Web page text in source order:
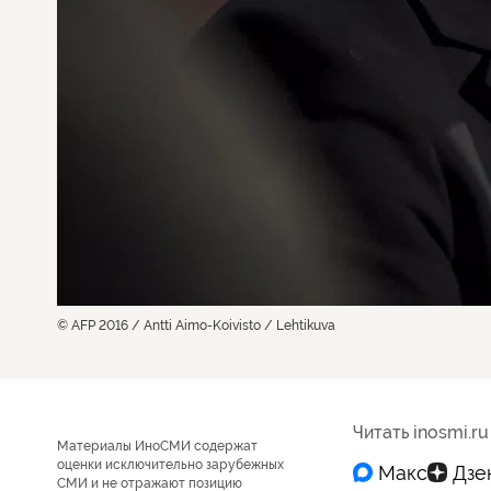
© AFP 2016 / Antti Aimo-Koivisto / Lehtikuva
Материалы ИноСМИ содержат
оценки исключительно зарубежных
СМИ и не отражают позицию
Читать inosmi.ru